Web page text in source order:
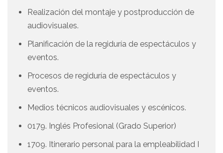
Realización del montaje y postproducción de
audiovisuales.
Planificación de la regiduría de espectáculos y
eventos.
Procesos de regiduría de espectáculos y
eventos.
Medios técnicos audiovisuales y escénicos.
0179. Inglés Profesional (Grado Superior)
1709. Itinerario personal para la empleabilidad I